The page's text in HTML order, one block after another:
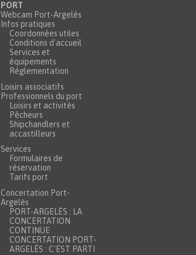
PORT
Webcam Port-Argelès
Infos pratiques
Coordonnées utiles
Conditions d'accueil
Services et
équipements
Réglementation
Loisirs associatifs
Professionnels du port
Loisirs et activités
Pêcheurs
Shipchandlers et
accastilleurs
Services
Formulaires de
réservation
Tarifs port
Concertation Port-
Argelès
PORT-ARGELÈS : LA
CONCERTATION
CONTINUE
CONCERTATION PORT-
ARGELÈS : C'EST PARTI